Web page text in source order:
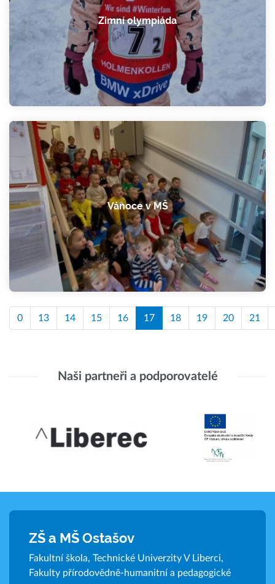
Zimní olympiáda
Vánoce v MŠ
0 13 14 15 16 17 18 19 20 21
Naši partneři a podporovatelé
ZŠ a MŠ Ostašov
Fakultní škola, Technické Univerzity V Liberci,
Fakulty přírodovědně-humanitní a pedagogické